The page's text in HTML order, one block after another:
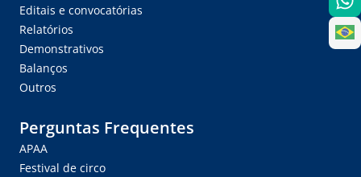
Editais e convocatórias
Relatórios
Demonstrativos
Balanços
Outros
Perguntas Frequentes
APAA
Festival de circo